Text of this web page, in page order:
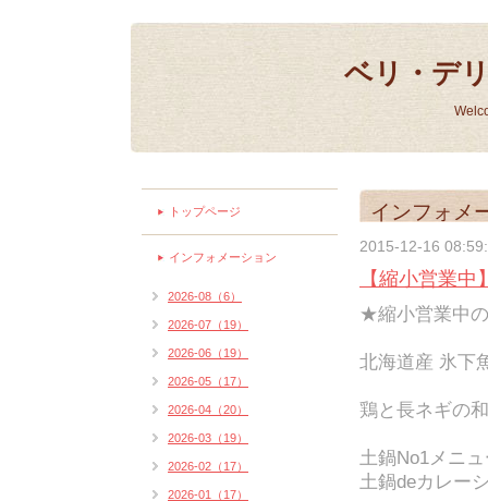
ベリ・デ
インフォメ
2015-12-16
【縮小営業
★縮小営業中
北海道産 氷下
鶏と長ネギの
土鍋No1メニ
土鍋deカレー
トップページ
インフォメーション
2026-08（6）
2026-07（19）
2026-06（19）
2026-05（17）
2026-04（20）
2026-03（19）
2026-02（17）
2026-01（17）